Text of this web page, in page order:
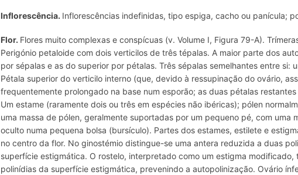
Inflorescência. Inflorescências indefinidas, tipo espiga, cacho ou panícula;
Flor. Flores muito complexas e conspícuas (v. Volume I, Figura 79-A).
Perigónio petaloide com dois verticilos de três tépalas. A maior parte dos
por sépalas e as do superior por pétalas. Três sépalas semelhantes entre si:
Pétala superior do verticilo interno (que, devido à ressupinação do ovário,
frequentemente prolongado na base num esporão; as duas pétalas
Um estame (raramente dois ou três em espécies não ibéricas); pólen
uma massa de pólen, geralmente suportadas por um pequeno pé, com uma
oculto numa pequena bolsa (bursículo). Partes dos estames, estilete e
no centro da flor. No ginostémio distingue-se uma antera reduzida a duas
superfície estigmática. O rostelo, interpretado como um estigma
polinídias da superfície estigmática, prevenindo a autopolinização. Ovário